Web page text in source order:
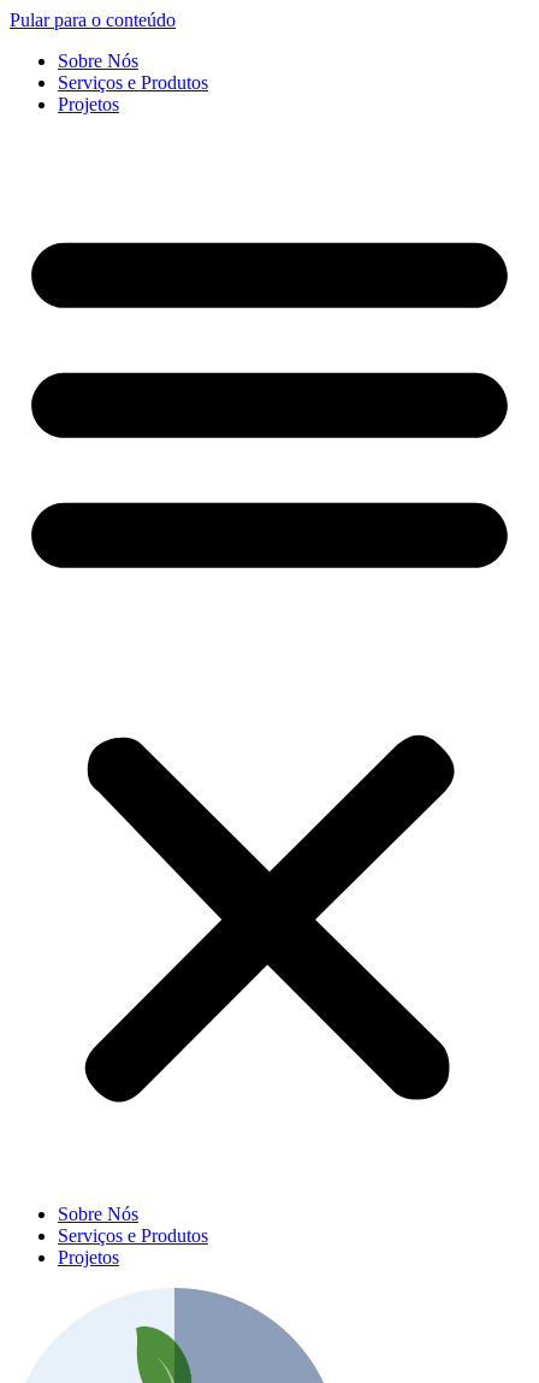
Pular para o conteúdo
Sobre Nós
Serviços e Produtos
Projetos
Sobre Nós
Serviços e Produtos
Projetos